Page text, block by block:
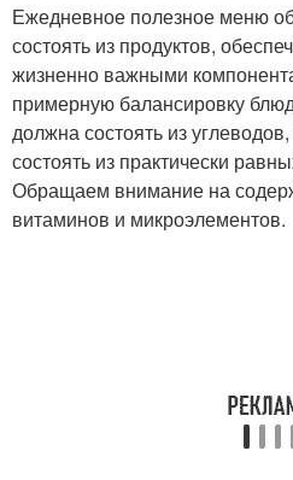
Ежедневное полезное меню
состоять из продуктов,
жизненно важными
примерную балансировку
должна состоять из
состоять из практически
Обращаем внимание на
витаминов и микроэлементов.